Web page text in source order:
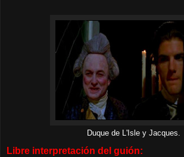
Duque de L'Isle y Jacques.
Libre interpretación del guión: